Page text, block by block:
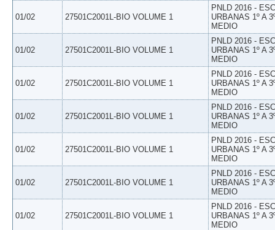
01/02 27501C2001L-BIO VOLUME 1
PNLD 2016 -
URBANAS 1º A
MEDIO
01/02 27501C2001L-BIO VOLUME 1
PNLD 2016 -
URBANAS 1º A
MEDIO
01/02 27501C2001L-BIO VOLUME 1
PNLD 2016 -
URBANAS 1º A
MEDIO
01/02 27501C2001L-BIO VOLUME 1
PNLD 2016 -
URBANAS 1º A
MEDIO
01/02 27501C2001L-BIO VOLUME 1
PNLD 2016 -
URBANAS 1º A
MEDIO
01/02 27501C2001L-BIO VOLUME 1
PNLD 2016 -
URBANAS 1º A
MEDIO
01/02 27501C2001L-BIO VOLUME 1
PNLD 2016 -
URBANAS 1º A
MEDIO